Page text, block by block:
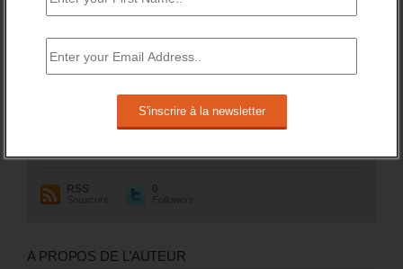
RESTEZ EN CONTACT
sur votre boite mail.
RSS
Souscrire
0
Followers
A PROPOS DE L’AUTEUR